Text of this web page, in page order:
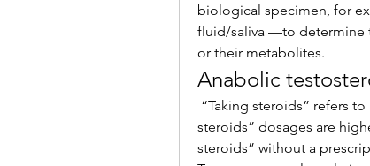
biological specimen, for
fluid/saliva —to determine
or their metabolites.
Anabolic
steroids” dosages are
steroids” without a